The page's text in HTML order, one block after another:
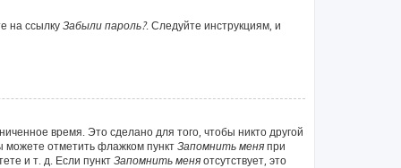
на ссылку Забыли пароль?. Следуйте инструкциям, и
время. Это сделано для того, чтобы никто другой
можете отметить флажком пункт Запомнить меня при
и т. д. Если пункт Запомнить меня отсутствует, это